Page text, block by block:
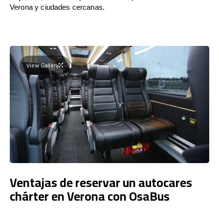
Verona y ciudades cercanas.
View Gallery
Ventajas de reservar un autocares
chárter en Verona con OsaBus